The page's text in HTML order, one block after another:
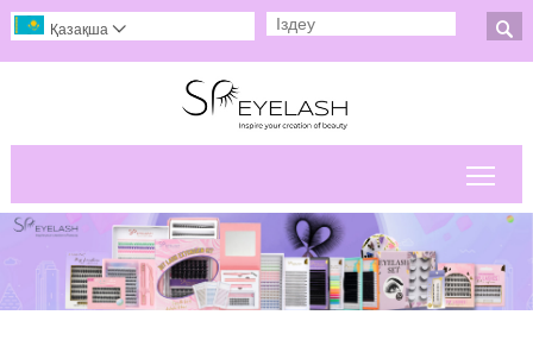

Қазақша 